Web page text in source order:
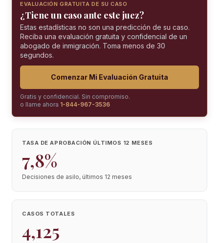
EVALUACIÓN GRATUITA DE SU CASO
¿Tiene un caso ante este juez?
Estas estadísticas no son una predicción de su caso.
Reciba una evaluación gratuita y confidencial de un
abogado de inmigración. Toma menos de 30
segundos.
Comenzar Mi Evaluación Gratuita
Gratis y confidencial. Sin compromiso.
o llame ahora 1-844-967-3536
TASA DE APROBACIÓN ÚLTIMOS 12 MESES
7,8%
Decisiones de asilo, últimos 12 meses
CASOS TOTALES
4,125